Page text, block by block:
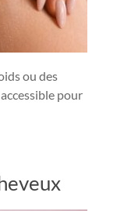
ou des
pour